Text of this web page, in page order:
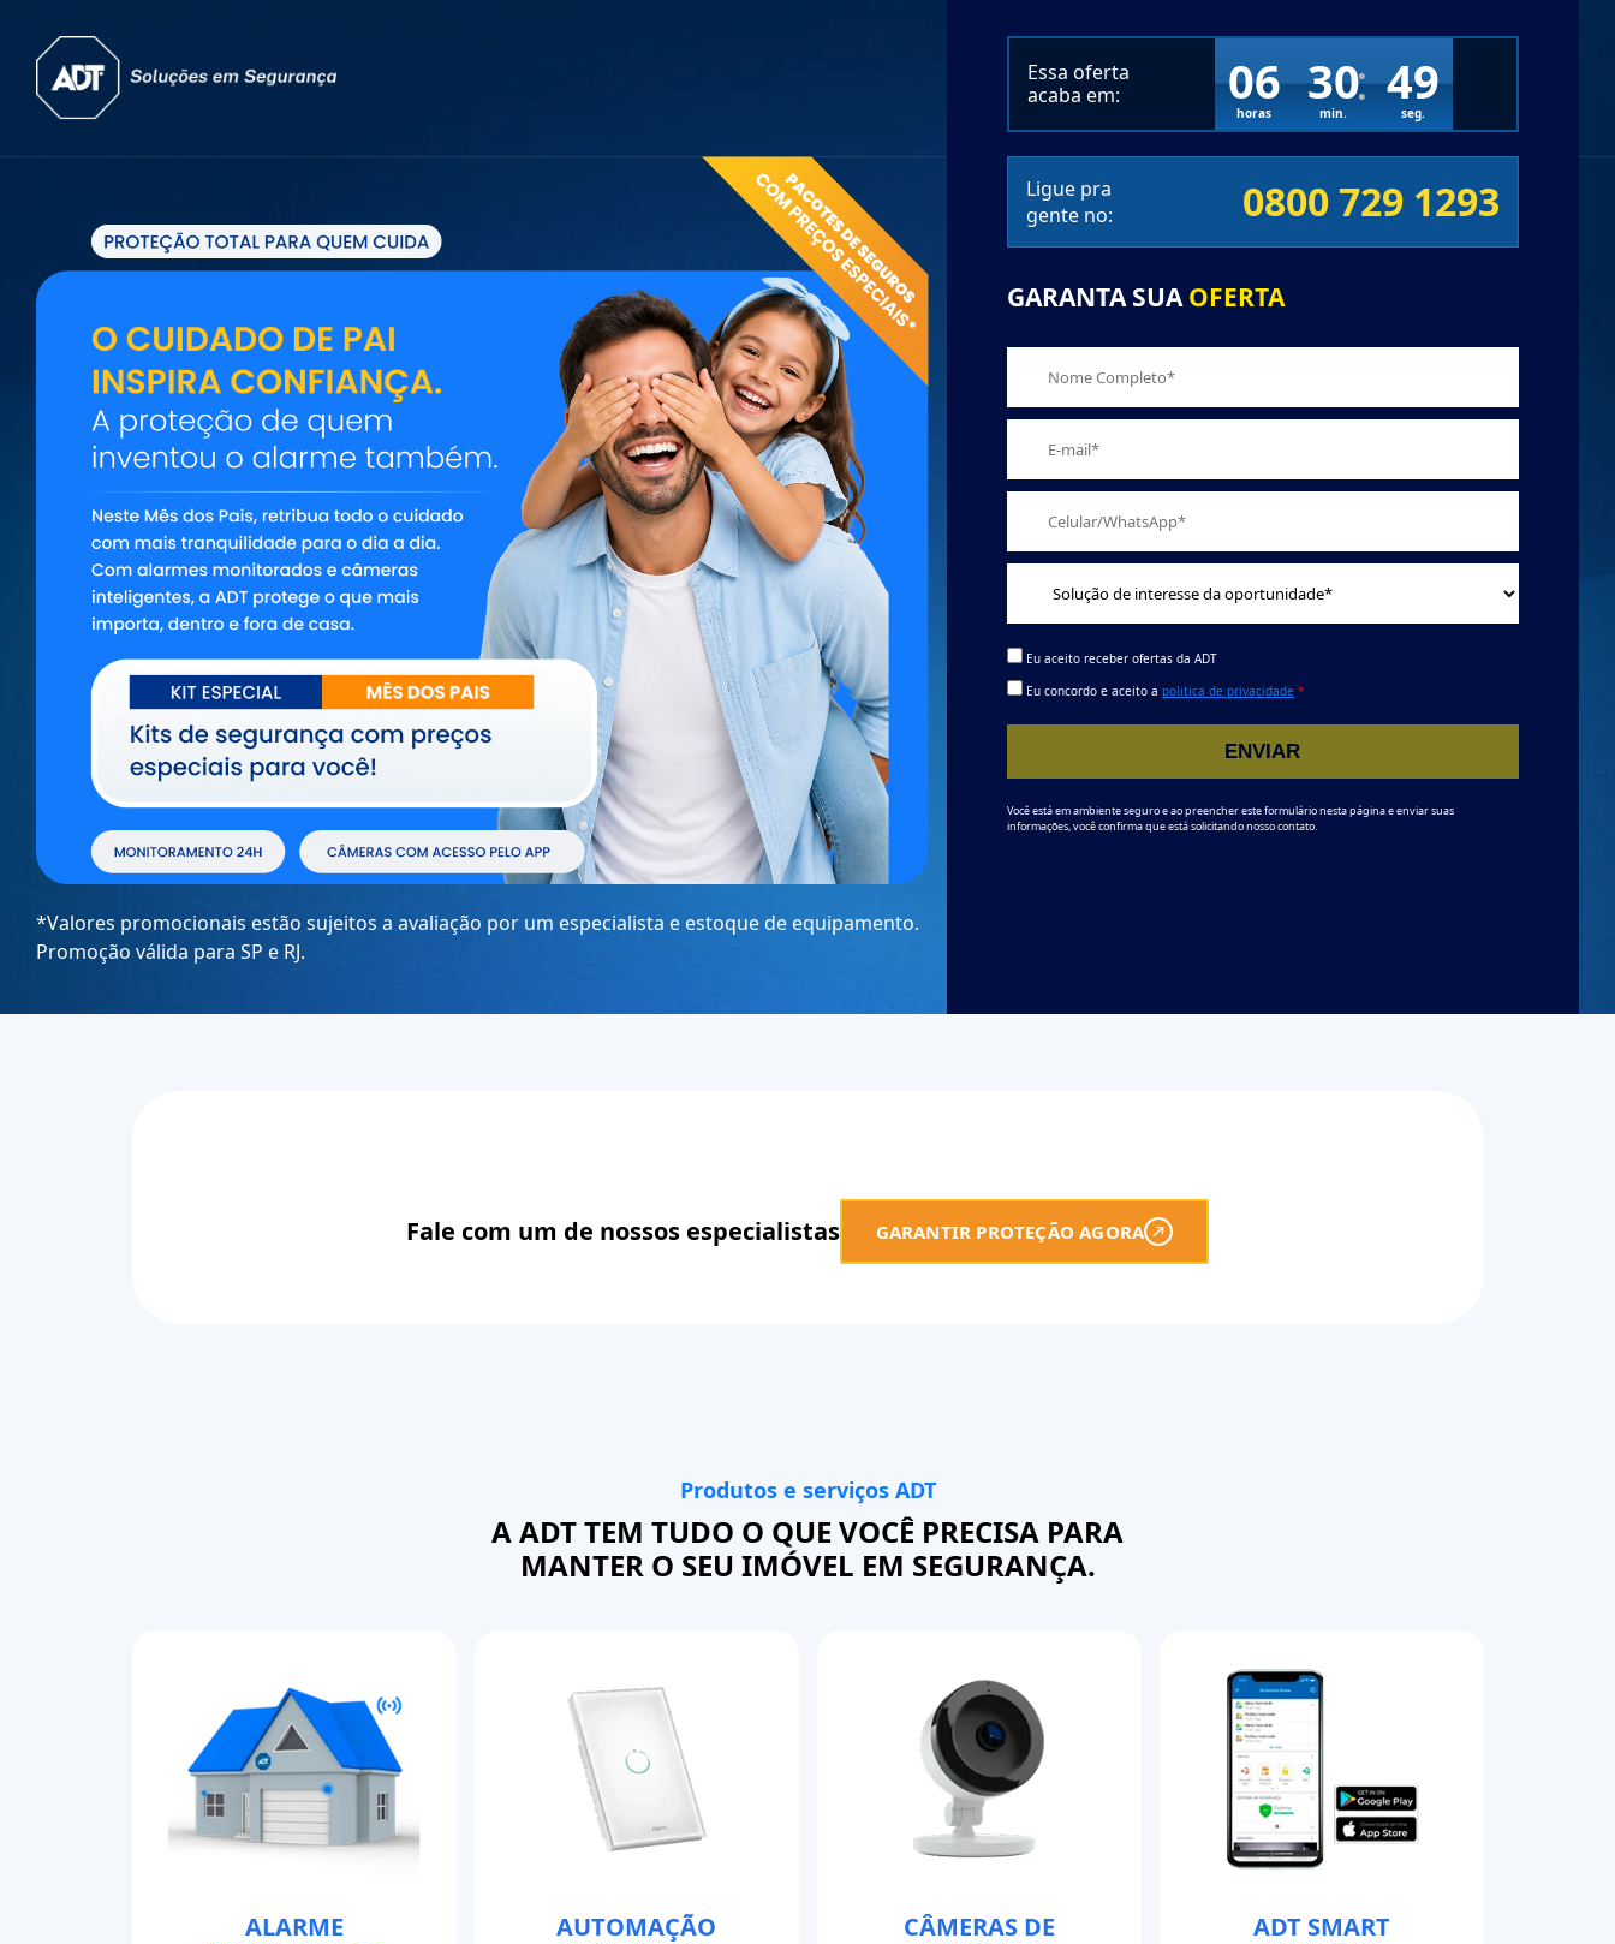
*Valores promocionais estão sujeitos a avaliação por um especialista e estoque de equipamento.
Promoção válida para SP e RJ.
Essa oferta
acaba em:
06
horas
30
min.
48
seg.
Ligue pra
gente no:
0800 729 1293
GARANTA SUAOFERTA
Eu aceito receber ofertas da ADT
Eu concordo e aceito a politica de privacidade *
ENVIAR
Você está em ambiente seguro e ao preencher este formulário nesta página e enviar suas
informações, você confirma que está solicitando nosso contato.
Fale com um de nossos especialistas GARANTIR PROTEÇÃO AGORA
Produtos e serviços ADT
A ADT TEM TUDO O QUE VOCÊ PRECISA PARA
MANTER O SEU IMÓVEL EM SEGURANÇA.
ALARME
AUTOMAÇÃO
CÂMERAS DE
ADT SMART